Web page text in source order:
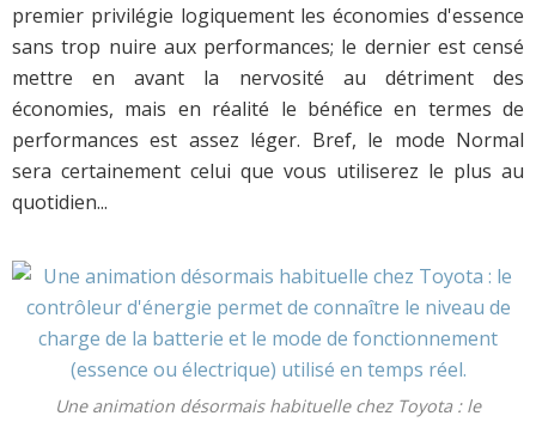
premier privilégie logiquement les économies d'essence
sans trop nuire aux performances; le dernier est censé
mettre en avant la nervosité au détriment des
économies, mais en réalité le bénéfice en termes de
performances est assez léger. Bref, le mode Normal
sera certainement celui que vous utiliserez le plus au
quotidien...
Une animation désormais habituelle chez Toyota : le